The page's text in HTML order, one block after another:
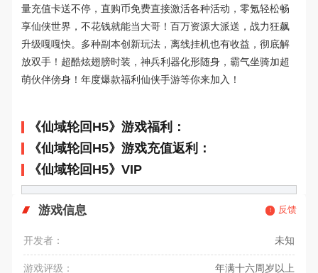
量充值卡送不停，直购币免费直接激活各种活动，零氪轻松畅
享仙侠世界，不花钱就能当大哥！百万资源大派送， 战力狂飙
升级嘎嘎快。 多种副本创新玩法，离线挂机也有收益，彻底解
放双手！ 超酷炫翅膀时装，神兵利器化形随身， 霸气坐骑加超
萌伙伴傍身！年度爆款福利仙侠手游等你来加入 ！
《仙域轮回H5》游戏福利：
《仙域轮回H5》游戏充值返利：
《仙域轮回H5》VIP
游戏信息 反馈
开发者： 未知
游戏评级： 年满十六周岁以上